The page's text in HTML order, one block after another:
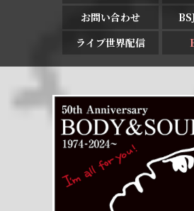
お問い合わせ
ライブ世界配信